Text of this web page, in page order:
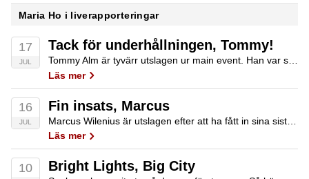
Maria Ho i liverapporteringar
17
JUL
Tack för underhållningen, Tommy!
Tommy Alm är tyvärr utslagen ur main event. Han var så klart besviken över utslagningen, men över lag jättenöjd med sin insats i stort. Det tycker vi absolut han ska vara. I ett fält med omkring 30 svenska proffs och…
Läs mer
16
JUL
Fin insats, Marcus
Läs mer
10 Bright Lights, Big City